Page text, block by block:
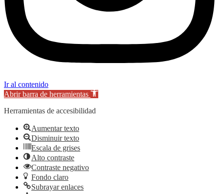
Ir al contenido
Abrir barra de herramientas
Herramientas de accesibilidad
Aumentar texto
Disminuir texto
Escala de grises
Alto contraste
Contraste negativo
Fondo claro
Subrayar enlaces